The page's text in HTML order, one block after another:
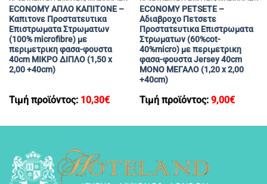
ECONOMY ΑΠΛΟ ΚΑΠΙΤΟΝΕ –
Καπιτονε Προστατευτικα
Επιστρωματα Στρωματων
(100% microfibre) με
περιμετρικη φασα-φουστα
40cm ΜΙΚΡΟ ΔΙΠΛΟ (1,50 x
2,00 +40cm)
Τιμή προϊόντος: 10,30€
ECONOMY PETSETE –
Αδιαβροχο Πετσετε
Προστατευτικα Επιστρωματα
Στρωματων (60%cot-
40%micro) με περιμετρικη
φασα-φουστα Jersey 40cm
MONΟ ΜΕΓΑΛΟ (1,20 x 2,00
+40cm)
Τιμή προϊόντος: 9,00€